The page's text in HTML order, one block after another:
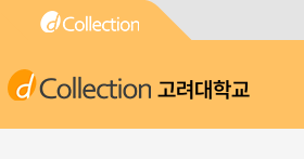
고려대학교